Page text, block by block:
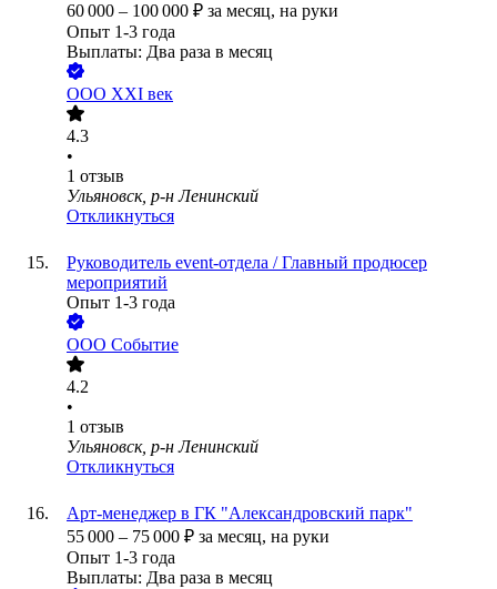
60 000 – 100 000 ₽ за месяц, на руки
Опыт 1-3 года
Выплаты: Два раза в месяц
ООО ХХI век
4.3
•
1 отзыв
Ульяновск, р-н Ленинский
Откликнуться
Руководитель event-отдела / Главный продюсер
мероприятий
Опыт 1-3 года
ООО Событие
4.2
•
1 отзыв
Ульяновск, р-н Ленинский
Откликнуться
Арт-менеджер в ГК "Александровский парк"
55 000 – 75 000 ₽ за месяц, на руки
Опыт 1-3 года
Выплаты: Два раза в месяц